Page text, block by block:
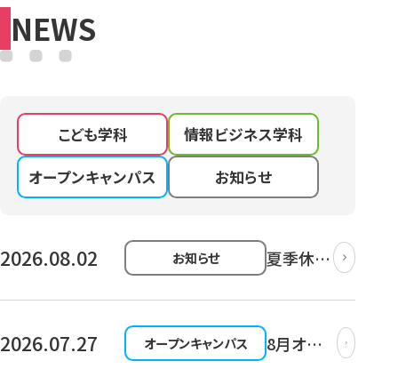
NEWS
こども学科
情報ビジネス学科
オープンキャンパス
お知らせ
2026.08.02 お知らせ
夏季休業
せ
2026.07.27 オープンキャンパス
8月オー